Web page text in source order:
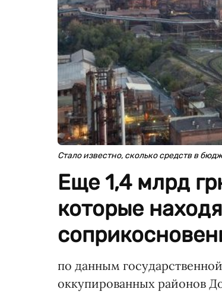
Стало известно, сколько средств в
Еще 1,4 млрд
которые
по данным
оккупированных районов